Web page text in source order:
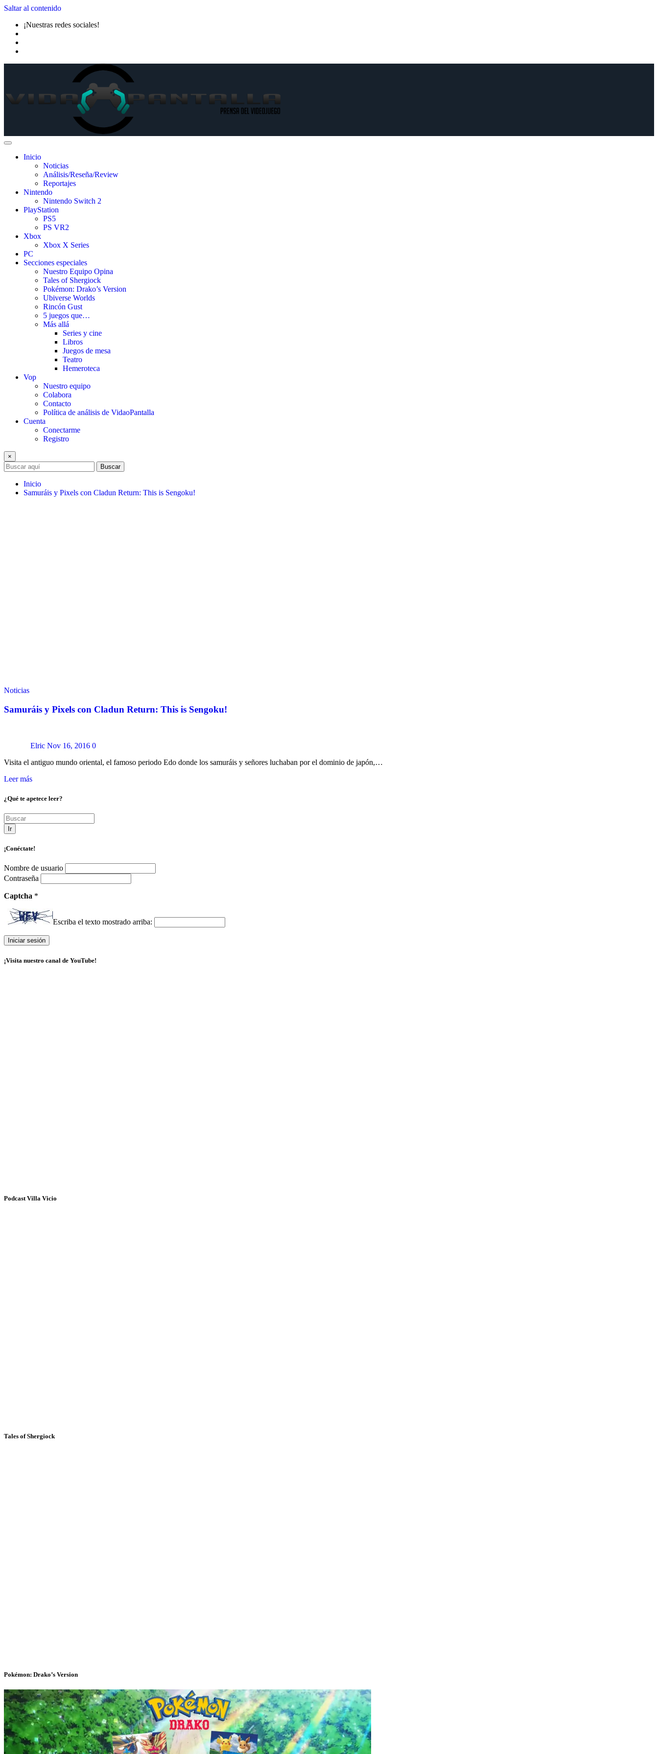
Saltar al contenido
¡Nuestras redes sociales!
Inicio
Noticias
Análisis/Reseña/Review
Reportajes
Nintendo
Nintendo Switch 2
PlayStation
PS5
PS VR2
Xbox
Xbox X Series
PC
Secciones especiales
Nuestro Equipo Opina
Tales of Shergiock
Pokémon: Drako’s Version
Ubiverse Worlds
Rincón Gust
5 juegos que…
Más allá
Series y cine
Libros
Juegos de mesa
Teatro
Hemeroteca
Vop
Nuestro equipo
Colabora
Contacto
Política de análisis de VidaoPantalla
Cuenta
Conectarme
Registro
×
Buscar
Inicio
Samuráis y Pixels con Cladun Return: This is Sengoku!
Noticias
Samuráis y Pixels con Cladun Return: This is Sengoku!
Elric Nov 16, 2016 0
Visita el antiguo mundo oriental, el famoso periodo Edo donde los samuráis y señores luchaban por el dominio de japón,…
Leer más
¿Qué te apetece leer?
Ir
¡Conéctate!
Nombre de usuario
Contraseña
Captcha *
Escriba el texto mostrado arriba:
¡Visita nuestro canal de YouTube!
Podcast Villa Vicio
Tales of Shergiock
Pokémon: Drako’s Version